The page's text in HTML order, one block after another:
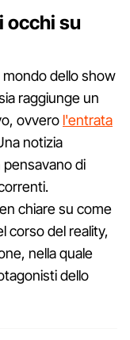
occhi su
mondo dello show
raggiunge un
ovvero l'entrata
notizia
di
chiare su come
corso del reality,
nella quale
dello